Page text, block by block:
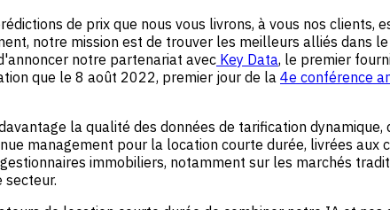
de prix que nous vous livrons, à vous nos
notre mission est de trouver les meilleurs alliés dans
notre partenariat avec Key Data, le premier
que le 8 août 2022, premier jour de la 4e conférence
la qualité des données de tarification
management pour la location courte durée, livrées aux
immobiliers, notamment sur les marchés
secteur.